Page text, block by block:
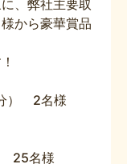
、弊社主要取
から豪華賞品
） 2名様
25名様